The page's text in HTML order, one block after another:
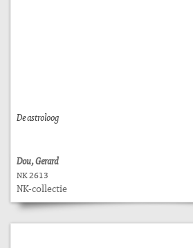
De astroloog
Dou, Gerard
NK 2613
NK-collectie